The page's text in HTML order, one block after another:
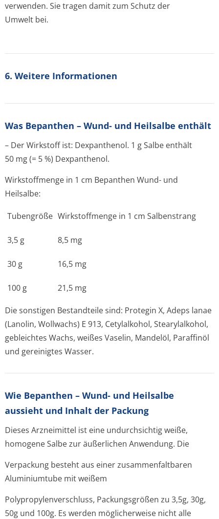
verwenden. Sie tragen damit zum Schutz der
Umwelt bei.
6. Weitere Informationen
Was Bepanthen – Wund- und Heilsalbe enthält
– Der Wirkstoff ist: Dexpanthenol. 1 g Salbe enthält
50 mg (= 5 %) Dexpanthenol.
Wirkstoffmenge in 1 cm Bepanthen Wund- und
Heilsalbe:
Tubengröße Wirkstoffmenge in 1 cm Salbenstrang
3,5 g 8,5 mg
30 g 16,5 mg
100 g 21,5 mg
Die sonstigen Bestandteile sind: Protegin X, Adeps lanae
(Lanolin, Wollwachs) E 913, Cetylalkohol, Stearylalkohol,
gebleichtes Wachs, weißes Vaselin, Mandelöl, Paraffinöl
und gereinigtes Wasser.
Wie Bepanthen – Wund- und Heilsalbe
aussieht und Inhalt der Packung
Dieses Arzneimittel ist eine undurchsichtig weiße,
homogene Salbe zur äußerlichen Anwendung. Die
Verpackung besteht aus einer zusammenfaltbaren
Aluminiumtube mit weißem
Polypropylenver­schluss, Packungsgrößen zu 3,5g, 30g,
50g und 100g. Es werden möglicherweise nicht alle